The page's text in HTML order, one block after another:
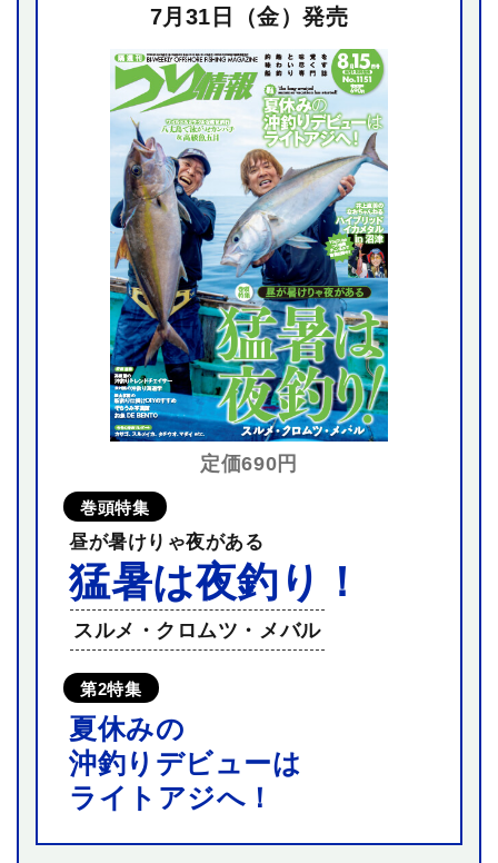
7月31日（金）発売
定価690円
巻頭特集
昼が暑けりゃ夜がある
猛暑は夜釣り！
スルメ・クロムツ・メバル
第2特集
夏休みの
沖釣りデビューは
ライトアジへ！